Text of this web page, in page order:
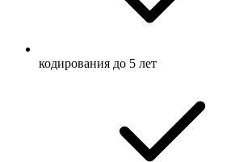
кодирования до 5 лет